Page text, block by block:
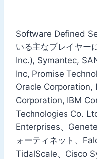
Software Defined
いる主なプレイヤー
Inc.), Symantec,
Inc, Promise
Oracle Corporation,
Corporation, IBM
Technologies Co.
Enterprises、
ォーティネット、
TidalScale、Cisco